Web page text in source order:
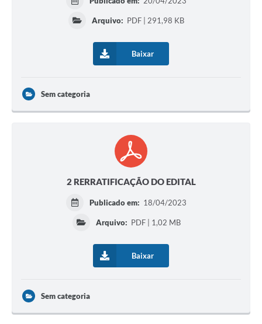
Arquivo: PDF | 291,98 KB
Baixar
Sem categoria
2 RERRATIFICAÇÃO DO EDITAL
Publicado em: 18/04/2023
Arquivo: PDF | 1,02 MB
Baixar
Sem categoria